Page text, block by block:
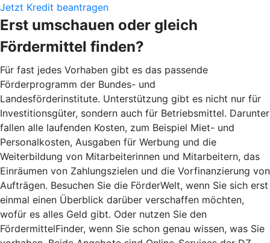
Jetzt Kredit beantragen
Erst umschauen oder gleich
Fördermittel finden?
Für fast jedes Vorhaben gibt es das passende
Förderprogramm der Bundes- und
Landesförderinstitute. Unterstützung gibt es nicht nur für
Investitionsgüter, sondern auch für Betriebsmittel. Darunter
fallen alle laufenden Kosten, zum Beispiel Miet- und
Personalkosten, Ausgaben für Werbung und die
Weiterbildung von Mitarbeiterinnen und Mitarbeitern, das
Einräumen von Zahlungszielen und die Vorfinanzierung von
Aufträgen. Besuchen Sie die FörderWelt, wenn Sie sich erst
einmal einen Überblick darüber verschaffen möchten,
wofür es alles Geld gibt. Oder nutzen Sie den
FördermittelFinder, wenn Sie schon genau wissen, was Sie